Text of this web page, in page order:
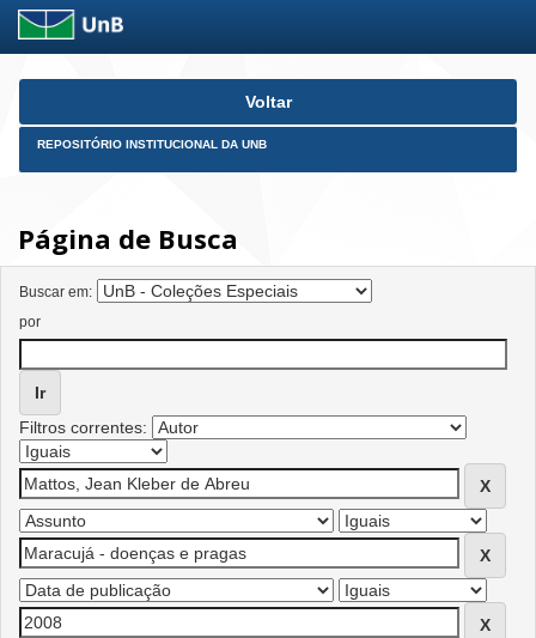
Skip
Voltar
REPOSITÓRIO INSTITUCIONAL DA UNB
Página de Busca
Buscar em:
por
Filtros correntes: